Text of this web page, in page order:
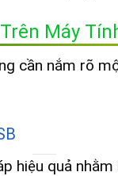
Máy
cần nắm rõ
hiệu quả